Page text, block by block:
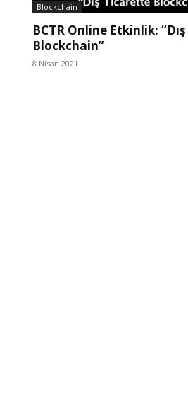
Blockchain
BCTR Online Etkinlik:
Blockchain”
8 Nisan 2021